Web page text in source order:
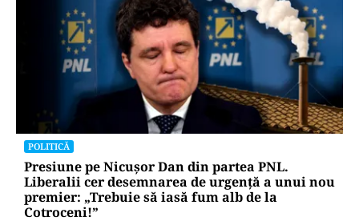
POLITICĂ
Presiune pe Nicușor Dan din partea PNL.
Liberalii cer desemnarea de urgență a unui nou
premier: „Trebuie să iasă fum alb de la
Cotroceni!”